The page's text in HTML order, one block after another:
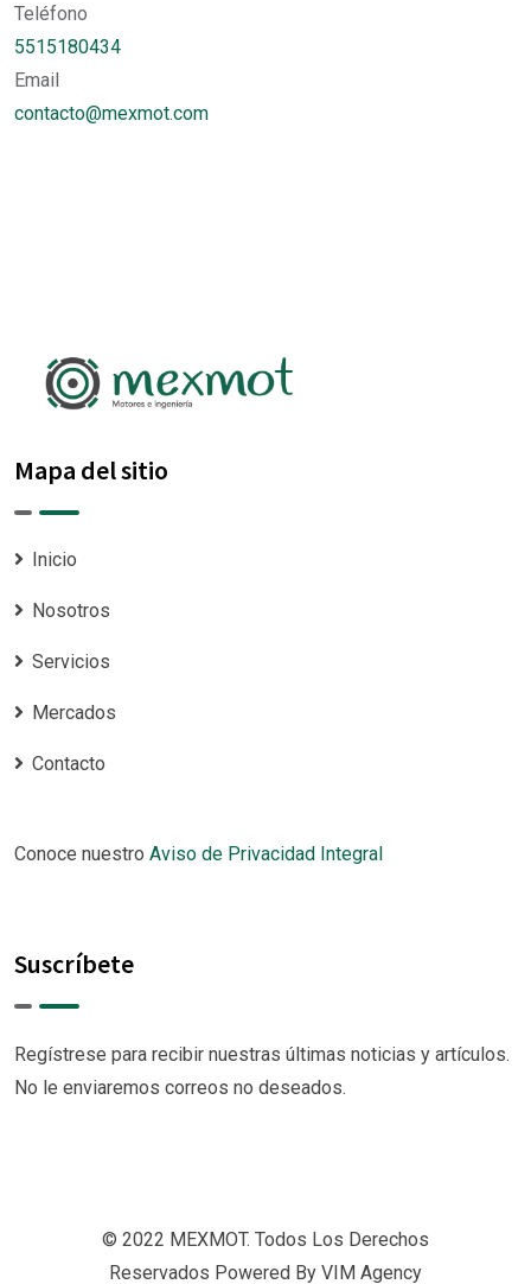
Teléfono
5515180434
Email
contacto@mexmot.com
Mapa del sitio
Inicio
Nosotros
Servicios
Mercados
Contacto
Conoce nuestro Aviso de Privacidad Integral
Suscríbete
Regístrese para recibir nuestras últimas noticias y artículos.
No le enviaremos correos no deseados.
© 2022 MEXMOT. Todos Los Derechos
Reservados Powered By VIM Agency